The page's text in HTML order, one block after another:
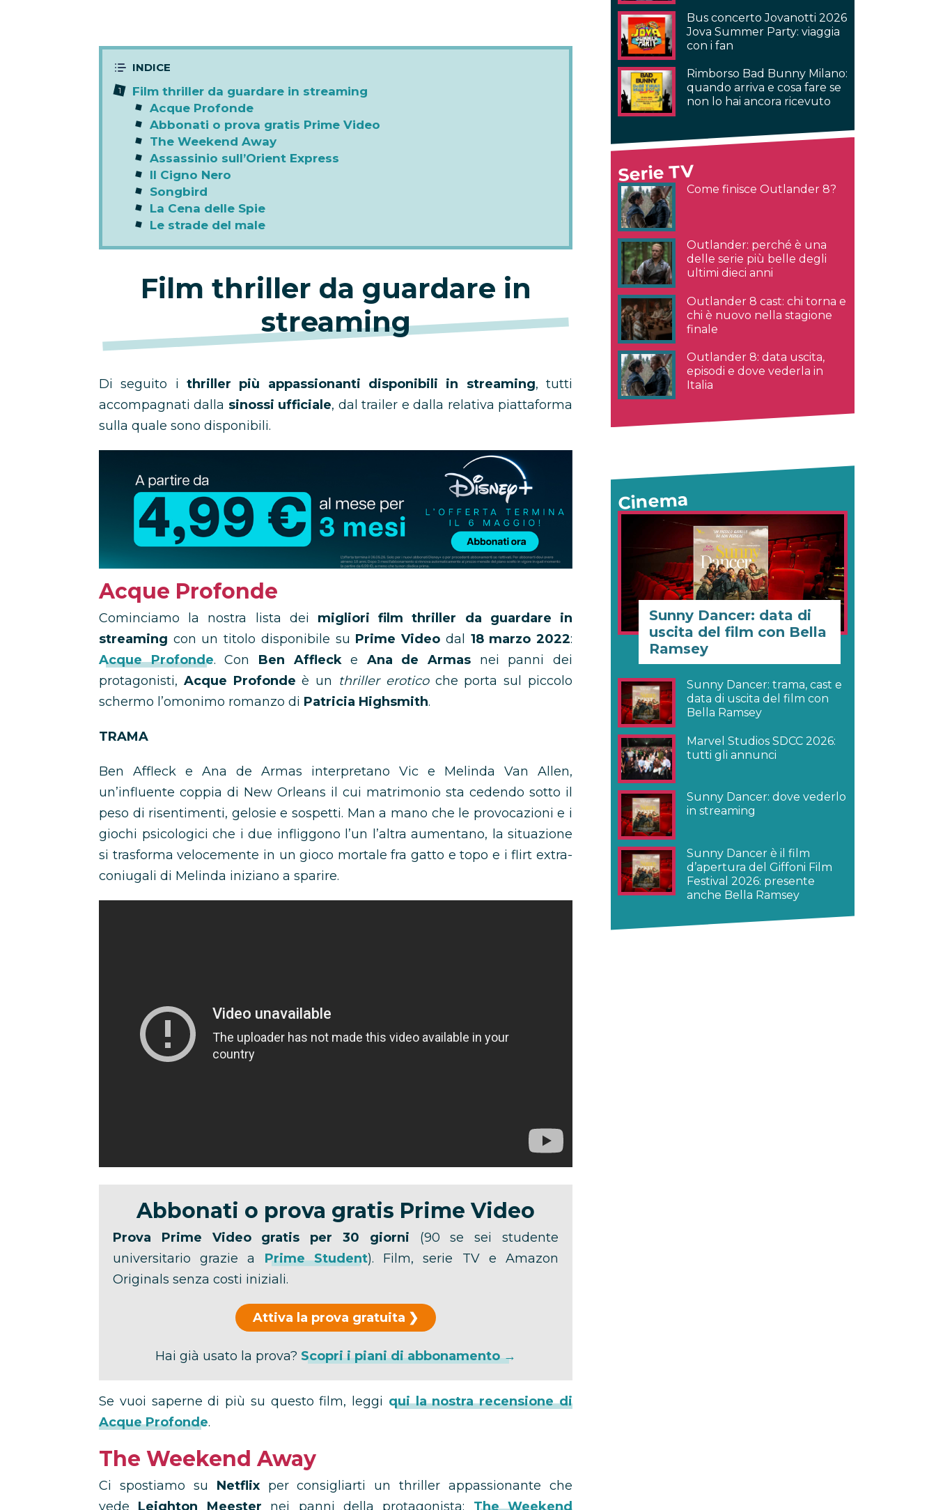
Film thriller da guardare in streaming
Acque Profonde
Abbonati o prova gratis Prime Video
The Weekend Away
Assassinio sull’Orient Express
Il Cigno Nero
Songbird
La Cena delle Spie
Le strade del male
Film thriller da guardare in
streaming
Di seguito i thriller più appassionanti disponibili in streaming, tutti
accompagnati dalla sinossi ufficiale, dal trailer e dalla relativa piattaforma
sulla quale sono disponibili.
Disney+
promozione
Acque Profonde
Cominciamo la nostra lista dei migliori film thriller da guardare in
streaming con un titolo disponibile su Prime Video dal 18 marzo 2022:
Acque Profonde. Con Ben Afflecke Ana de Armas nei panni dei
protagonisti, Acque Profondeè un thriller eroticoche porta sul piccolo
schermo l’omonimo romanzo di Patricia Highsmith.
TRAMA
Ben Affleck e Ana de Armas interpretano Vic e Melinda Van Allen,
un’influente coppia di New Orleans il cui matrimonio sta cedendo sotto il
peso di risentimenti, gelosie e sospetti. Man a mano che le provocazioni e i
giochi psicologici che i due infliggono l’un l’altra aumentano, la situazione
si trasforma velocemente in un gioco mortale fra gatto e topo e i flirt extra-
coniugali di Melinda iniziano a sparire.
Abbonati o prova gratis Prime Video
Prova Prime Video gratis per 30 giorni (90 se sei studente
universitario grazie a Prime Student). Film, serie TV e Amazon
Originals senza costi iniziali.
Attiva la prova gratuita
Hai già usato la prova? Scopri i piani di abbonamento →
Se vuoi saperne di più su questo film, leggi qui la nostra recensione di
Acque Profonde.
The Weekend Away
Ci spostiamo su Netflixper consigliarti un thriller appassionante che
vede Leighton Meester nei panni della protagonista: The Weekend
Bus concerto Jovanotti 2026
Jova Summer Party: viaggia
con i fan
Rimborso Bad Bunny Milano:
quando arriva e cosa fare se
non lo hai ancora ricevuto
Serie TV
Come finisce Outlander 8?
Outlander: perché è una
delle serie più belle degli
ultimi dieci anni
Outlander 8 cast: chi torna e
chi è nuovo nella stagione
finale
Outlander 8: data uscita,
episodi e dove vederla in
Italia
Cinema
Sunny Dancer: data di
uscita del film con Bella
Ramsey
Sunny Dancer: trama, cast e
data di uscita del film con
Bella Ramsey
Marvel Studios SDCC 2026:
tutti gli annunci
Sunny Dancer: dove vederlo
in streaming
Sunny Dancer è il film
d’apertura del Giffoni Film
Festival 2026: presente
anche Bella Ramsey